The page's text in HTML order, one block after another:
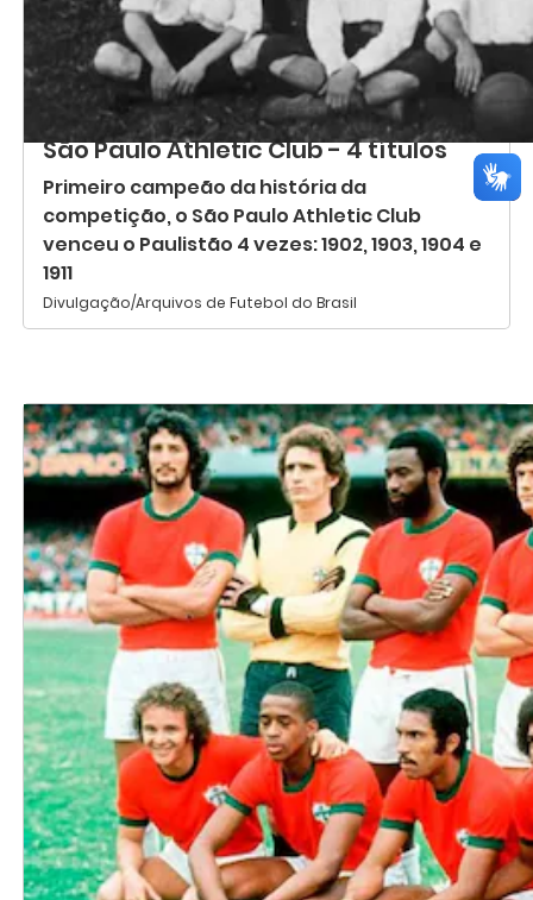
São Paulo Athletic Club - 4 títulos
Primeiro campeão da história da
competição, o São Paulo Athletic Club
venceu o Paulistão 4 vezes: 1902, 1903, 1904 e
1911
Divulgação/Arquivos de Futebol do Brasil